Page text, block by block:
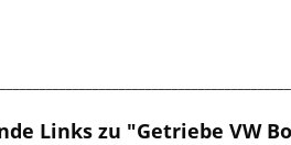
Links zu "Getriebe VW